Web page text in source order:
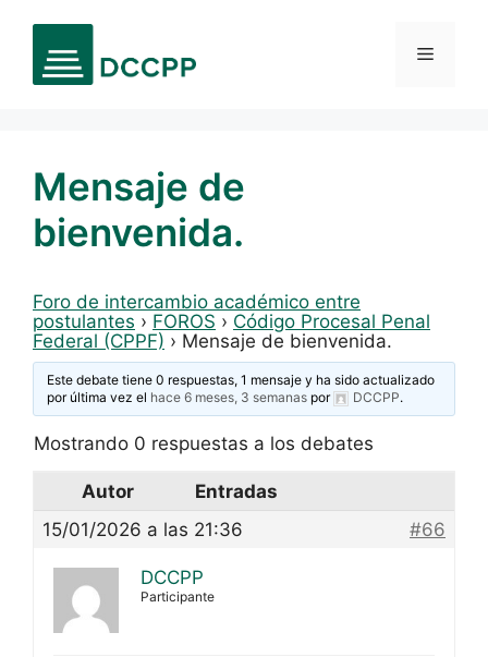
contenido
Menú
Mensaje de
bienvenida.
Foro de intercambio académico entre
postulantes › FOROS › Código Procesal Penal
Federal (CPPF) › Mensaje de bienvenida.
Este debate tiene 0 respuestas, 1 mensaje y ha sido actualizado
por última vez el hace 6 meses, 3 semanas por DCCPP.
Mostrando 0 respuestas a los debates
Autor
Entradas
15/01/2026 a las 21:36
#66
DCCPP
Participante